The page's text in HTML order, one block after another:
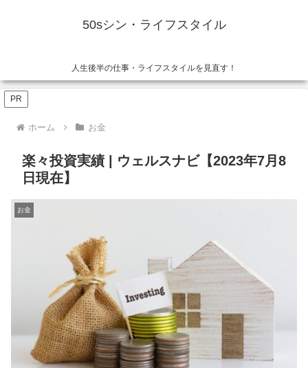
50sシン・ライフスタイル
人生後半の仕事・ライフスタイルを見直す！
PR
ホーム お金
楽々投資実績 | ウェルスナビ【2023年7月8
日現在】
お金